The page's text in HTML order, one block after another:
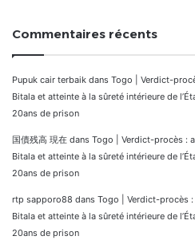
Commentaires récents
Pupuk cair terbaik dans Togo | Verdict-
Bitala et atteinte à la sûreté intérieure de
20ans de prison
国債残高 現在 dans Togo | Verdict-procès :
Bitala et atteinte à la sûreté intérieure de
20ans de prison
rtp sapporo88 dans Togo | Verdict-procès
Bitala et atteinte à la sûreté intérieure de
20ans de prison